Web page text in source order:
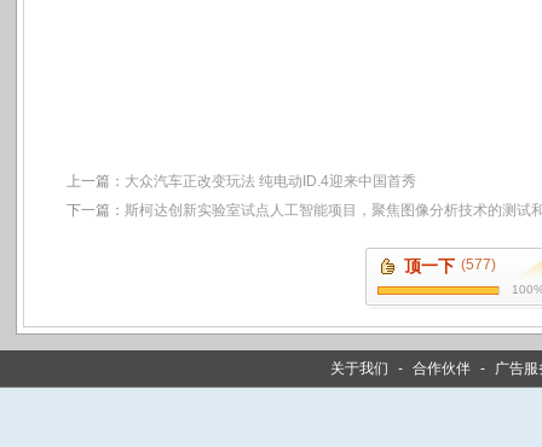
上一篇： 大众汽车正改变玩法 纯电动ID.4迎来中国首秀
下一篇： 斯柯达创新实验室试点人工智能项目，聚焦图像分析技术的测试
顶一下 (577)
关于我们 - 合作伙伴 - 广告服